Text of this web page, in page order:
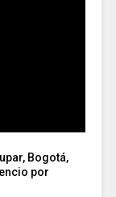
Bogotá,
por